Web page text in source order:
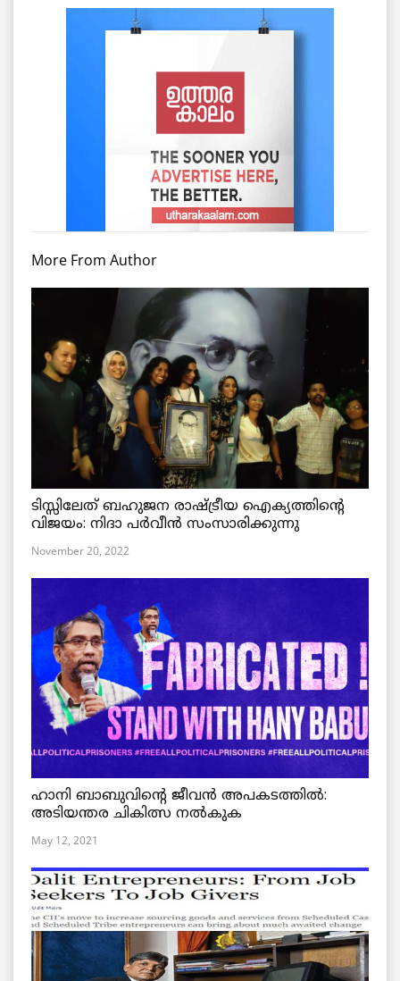
More From Author
ടിസ്സിലേത് ബഹുജന രാഷ്ട്രീയ ഐക്യത്തിന്റെ
വിജയം: നിദാ പർവീൻ സംസാരിക്കുന്നു
November 20, 2022
ഹാനി ബാബുവിന്റെ ജീവൻ അപകടത്തിൽ:
അടിയന്തര ചികിത്സ നൽകുക
May 12, 2021